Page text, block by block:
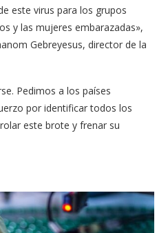
este virus para los grupos
y las mujeres embarazadas»,
Gebreyesus, director de la
Pedimos a los países
por identificar todos los
este brote y frenar su